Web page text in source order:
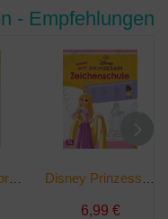
- Empfehlungen
Alles für die Vorschule | Taschenbuch
6,99 €